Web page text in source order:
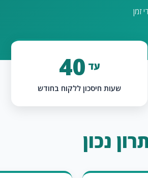
זמן
עד 40
שעות חיסכון ללקוח בחודש
נכון